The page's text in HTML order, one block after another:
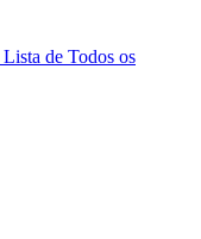
Lista de Todos os